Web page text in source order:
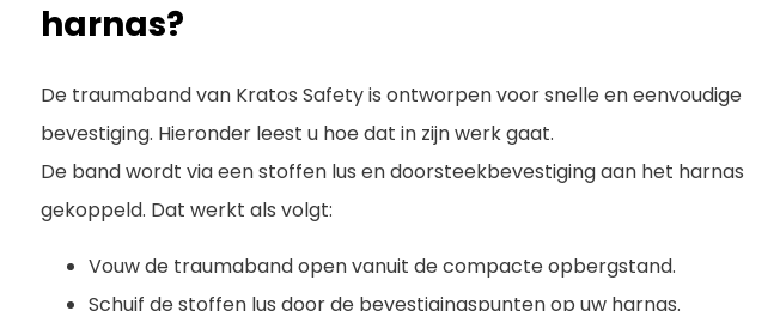
harnas?
De traumaband van Kratos Safety is ontworpen voor snelle en eenvoudige
bevestiging. Hieronder leest u hoe dat in zijn werk gaat.
De band wordt via een stoffen lus en doorsteekbevestiging aan het harnas
gekoppeld. Dat werkt als volgt:
Vouw de traumaband open vanuit de compacte opbergstand.
Schuif de stoffen lus door de bevestigingspunten op uw harnas.